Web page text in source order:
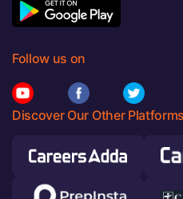
Follow us on
Discover Our Other Platforms